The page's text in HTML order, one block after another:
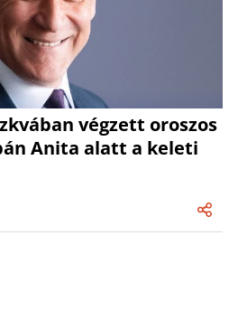
végzett oroszos
Anita alatt a keleti